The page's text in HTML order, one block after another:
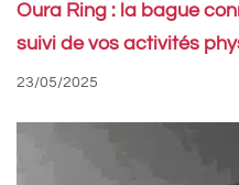
Oura Ring : la bague
suivi de vos activités
23/05/2025